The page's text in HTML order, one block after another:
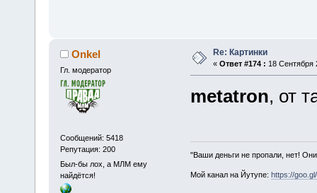
Onkel
Гл. модератор
Сообщений: 5418
Репутация: 200
Был-бы лох, а МЛМ ему
найдётся!
Re: Картинки
« Ответ #174 : 18 Сентября
metatron, от
"Ваши деньги не пропали, нет!
Мой канал на Йутупе: https://